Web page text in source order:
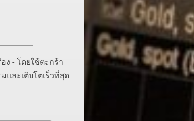
ง - โดยใช้ตะกร้า
ละเติบโตเร็วที่สุด